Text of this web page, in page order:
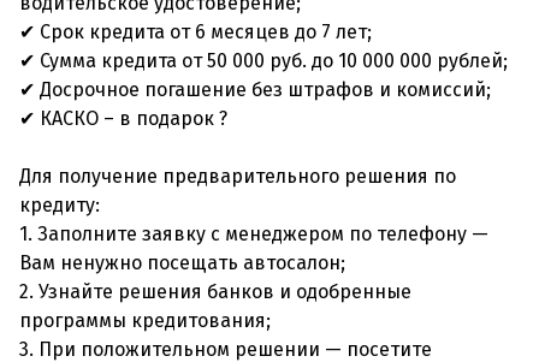
✔ Срок кредита от 6 месяцев до 7 лет;
✔ Сумма кредита от 50 000 руб. до 10 000 000 рублей;
✔ Досрочное погашение без штрафов и комиссий;
✔ КАСКО – в подарок ?
Для получение предварительного решения по
кредиту:
1. Заполните заявку с менеджером по телефону —
Вам ненужно посещать автосалон;
2. Узнайте решения банков и одобренные
программы кредитования;
3. При положительном решении — посетите